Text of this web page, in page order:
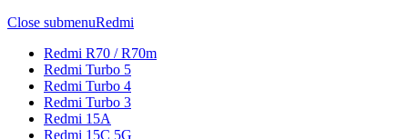
Close submenuRedmi
Redmi R70 / R70m
Redmi Turbo 5
Redmi Turbo 4
Redmi Turbo 3
Redmi 15A
Redmi 15C 5G